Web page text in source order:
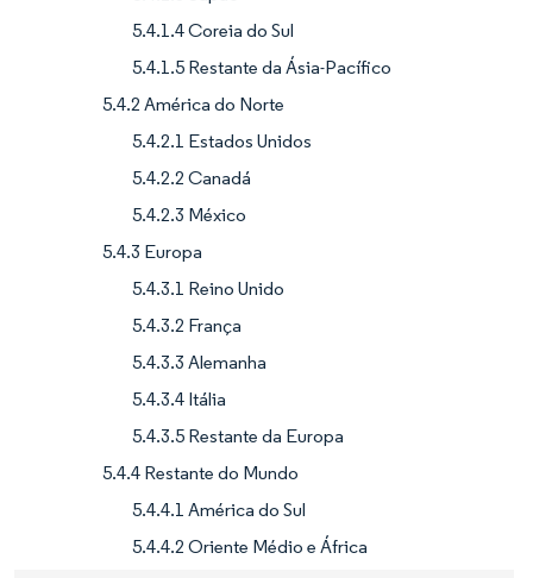
5.4.1.4 Coreia do Sul
5.4.1.5 Restante da Ásia-Pacífico
5.4.2 América do Norte
5.4.2.1 Estados Unidos
5.4.2.2 Canadá
5.4.2.3 México
5.4.3 Europa
5.4.3.1 Reino Unido
5.4.3.2 França
5.4.3.3 Alemanha
5.4.3.4 Itália
5.4.3.5 Restante da Europa
5.4.4 Restante do Mundo
5.4.4.1 América do Sul
5.4.4.2 Oriente Médio e África